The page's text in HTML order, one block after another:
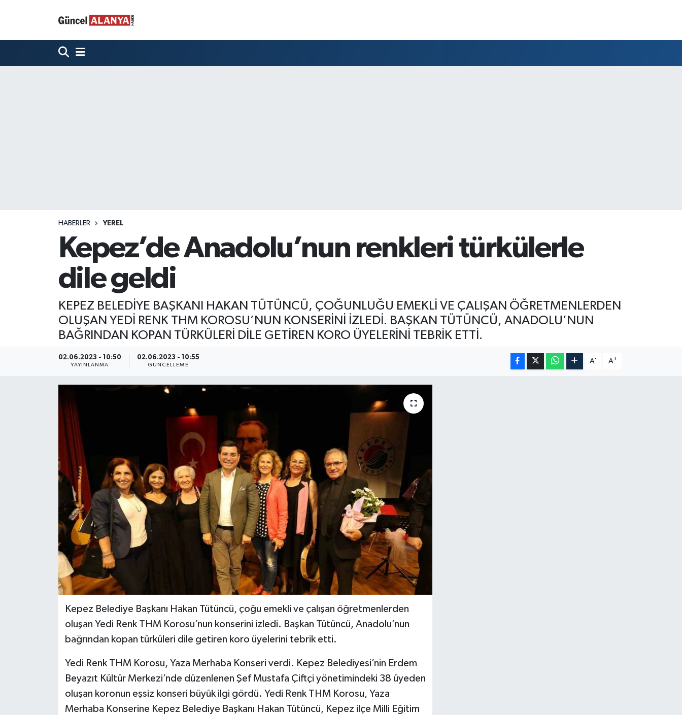
HABERLER YEREL
Kepez’de Anadolu’nun renkleri türkülerle
dile geldi
KEPEZ BELEDİYE BAŞKANI HAKAN TÜTÜNCÜ, ÇOĞUNLUĞU EMEKLİ VE ÇALIŞAN ÖĞRETMENLERDEN
OLUŞAN YEDİ RENK THM KOROSU’NUN KONSERİNİ İZLEDİ. BAŞKAN TÜTÜNCÜ, ANADOLU’NUN
BAĞRINDAN KOPAN TÜRKÜLERİ DİLE GETİREN KORO ÜYELERİNİ TEBRİK ETTİ.
02.06.2023 - 10:50
YAYINLANMA
02.06.2023 - 10:55
GÜNCELLEME
A- A+
Kepez Belediye Başkanı Hakan Tütüncü, çoğu emekli ve çalışan öğretmenlerden
oluşan Yedi Renk THM Korosu’nun konserini izledi. Başkan Tütüncü, Anadolu’nun
bağrından kopan türküleri dile getiren koro üyelerini tebrik etti.
Yedi Renk THM Korosu, Yaza Merhaba Konseri verdi. Kepez Belediyesi’nin Erdem
Beyazıt Kültür Merkezi’nde düzenlenen Şef Mustafa Çiftçi yönetimindeki 38 üyeden
oluşan koronun eşsiz konseri büyük ilgi gördü. Yedi Renk THM Korosu, Yaza
Merhaba Konserine Kepez Belediye Başkanı Hakan Tütüncü, Kepez ilçe Milli Eğitim